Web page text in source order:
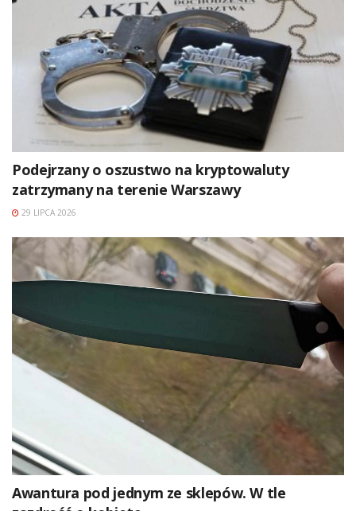
Podejrzany o oszustwo na kryptowaluty
zatrzymany na terenie Warszawy
29 LIPCA 2026
Awantura pod jednym ze sklepów. W tle